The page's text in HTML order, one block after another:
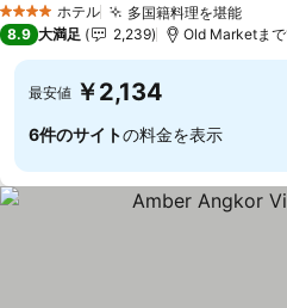
4 ホテルのランク
ホテル 多国籍料理を堪能料金
8.9 大満足 2,239 Old Marketま
最安値 ￥2,134
6件のサイトの料金を表示